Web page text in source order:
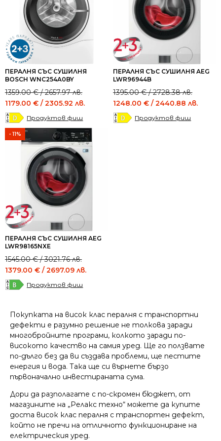
ПЕРАЛНЯ СЪС СУШИЛНЯ
BOSCH WNC254A0BY
1359.00€/ 2657.97 лв.
Original
price
was:
1359.00 €
2657.97 лв..
1179.00 € / 2305.92 лв.
Current
price
is:
1179.00 €
2305.92 лв..
Продуктов фиш
ПЕРАЛНЯ СЪС СУШИЛНЯ AEG
LWR96944B
1395.00€/ 2728.38 лв.
Original
price
was:
1395.00 €
1248.00 € / 2440.88 лв.
Current
price
is:
1248.00 €
Продуктов фиш
- 11%
ПЕРАЛНЯ СЪС СУШИЛНЯ AEG
LWR98165NXE
1545.00€/ 3021.76 лв.
Original
price
was:
1545.00 €
3021.76 лв..
1379.00 € / 2697.09 лв.
Current
price
is:
1379.00 €
2697.09 лв..
Продуктов фиш
Покупката на висок клас пералня с транспортни
дефекти е разумно решение не толкова заради
многобройните програми, колкото заради по-
високото качество на самия уред. Ще го ползвате
по-дълго без да ви създава проблеми, ще пестите
енергия и вода. Така ще си върнете бързо
първоначално инвестираната сума.
Дори да разполагате с по-скромен бюджет, от
магазините на „Релакс техно“ можете да купите
доста висок клас пералня с транспортен дефект,
който не пречи на отличното функциониране на
електрическия уред.